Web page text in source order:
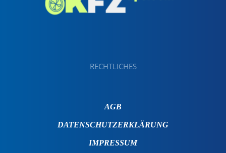
RECHTLICHES
AGB
DATENSCHUTZERKLÄRUNG
IMPRESSUM